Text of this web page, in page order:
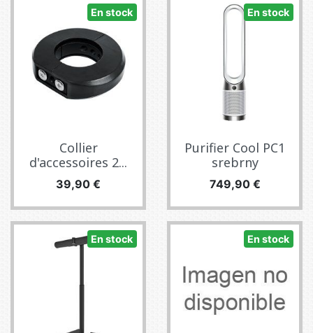
En stock
Collier
d'accessoires 2...
Precio
39,90 €
En stock
Purifier Cool PC1
srebrny
Precio
749,90 €
En stock En stock